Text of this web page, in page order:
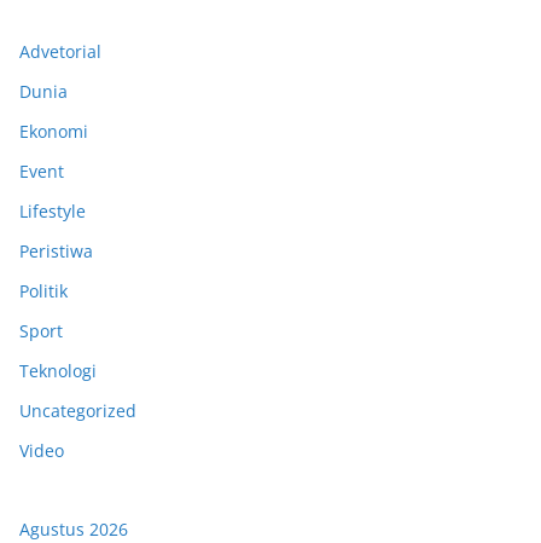
Advetorial
Dunia
Ekonomi
Event
Lifestyle
Peristiwa
Politik
Sport
Teknologi
Uncategorized
Video
Agustus 2026